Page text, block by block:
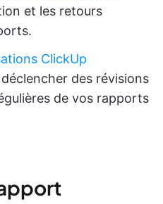
et les retours
ClickUp
des révisions
de vos rapports